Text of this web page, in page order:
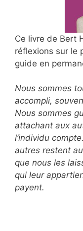
Ce livre de Bert
réflexions sur le
guide en
Nous sommes
accompli,
Nous sommes
attachant aux
l’individu
autres restent
que nous les
qui leur
payent.